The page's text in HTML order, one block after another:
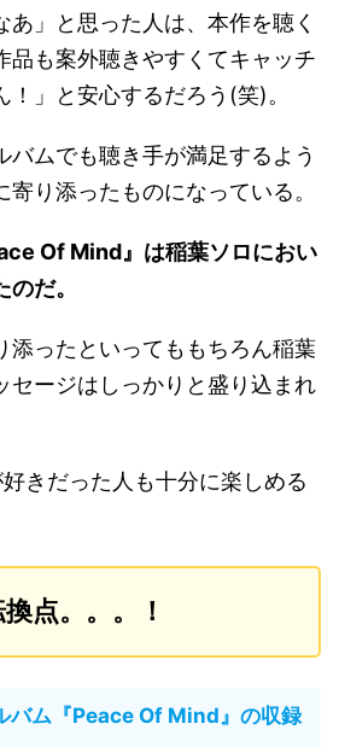
あ」と思った人は、本作を聴く
品も案外聴きやすくてキャッチ
」と安心するだろう(笑)。
バムでも聴き手が満足するよう
り添ったものになっている。
Of Mind』は稲葉ソロにおい
だ。
添ったといってももちろん稲葉
セージはしっかりと盛り込まれ
きだった人も十分に楽しめる
点。。。！
バム『Peace Of Mind』の収録